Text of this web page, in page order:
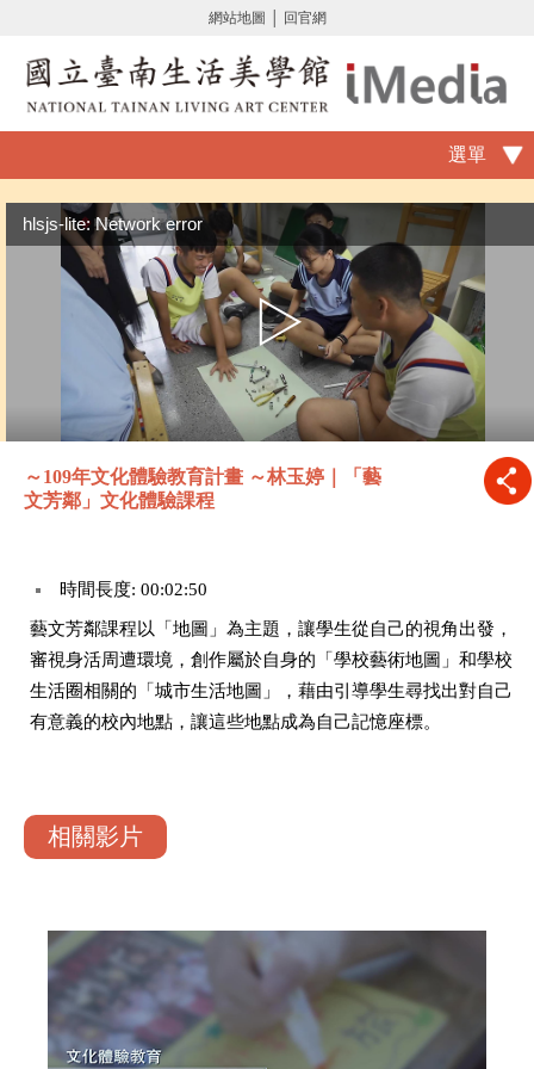
網站地圖 回官網
選單
hlsjs-lite: Network error
～109年文化體驗教育計畫 ～林玉婷｜「藝
文芳鄰」文化體驗課程
時間長度: 00:02:50
藝文芳鄰課程以「地圖」為主題，讓學生從自己的視角出發，
審視身活周遭環境，創作屬於自身的「學校藝術地圖」和學校
生活圈相關的「城市生活地圖」，藉由引導學生尋找出對自己
有意義的校內地點，讓這些地點成為自己記憶座標。
相關影片